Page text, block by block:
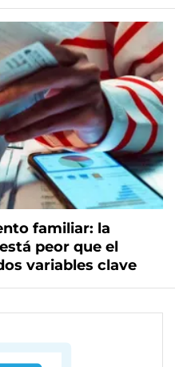
familiar: la
peor que el
variables clave